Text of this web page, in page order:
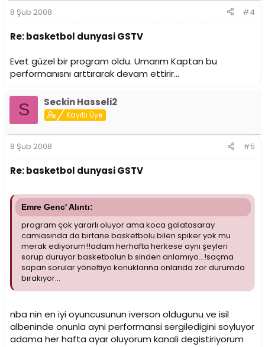
8 Şub 2008 #4
Re: basketbol dunyasi GSTV
Evet güzel bir program oldu. Umarım Kaptan bu
performanısnı arttırarak devam ettirir...
S Seckin Hasseli2
Kayıtlı Üye
8 Şub 2008 #5
Re: basketbol dunyasi GSTV
Emre Genc' Alıntı:
program çok yararlı oluyor ama koca galatasaray
camiasında da birtane basketbolu bilen spiker yok mu
merak ediyorum!!adam herhafta herkese aynı şeyleri
sorup duruyor basketbolun b sinden anlamıyo...!saçma
sapan sorular yöneltiyo konuklarına onlarıda zor durumda
bırakıyor...
nba nin en iyi oyuncusunun iverson oldugunu ve isil
albeninde onunla ayni performansi sergiledigini soyluyor
adama her hafta ayar oluyorum kanali degistiriyorum